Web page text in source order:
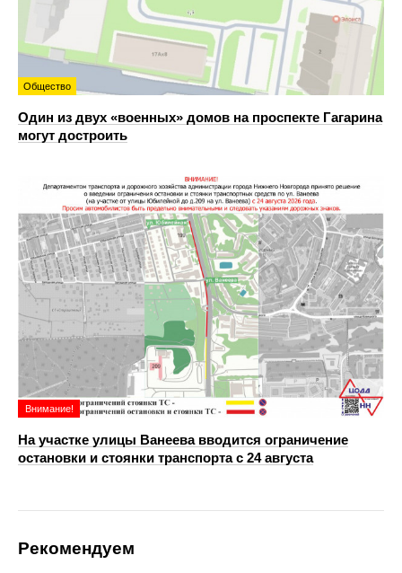
Общество
Один из двух «военных» домов на проспекте Гагарина
могут достроить
Внимание!
На участке улицы Ванеева вводится ограничение
остановки и стоянки транспорта с 24 августа
Рекомендуем